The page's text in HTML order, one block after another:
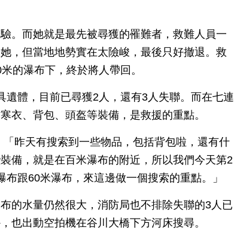
。而她就是最先被尋獲的罹難者，救難人員一
，但當地地勢實在太險峻，最後只好撤退。救
的瀑布下，終於將人帶回。
遺體，目前已尋獲2人，還有3人失聯。而在七連
衣、背包、頭盔等裝備，是救援的重點。
昨天有搜索到一些物品，包括背包啦，還有什
備，就是在百米瀑布的附近，所以我們今天第2
跟60米瀑布，來這邊做一個搜索的重點。」
的水量仍然很大，消防局也不排除失聯的3人已
也出動空拍機在谷川大橋下方河床搜尋。